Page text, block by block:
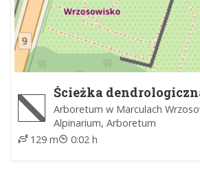
Ścieżka
Arboretum
Arboretum w Marculach
Alpinarium, Arboretum
129 m
0:02 h